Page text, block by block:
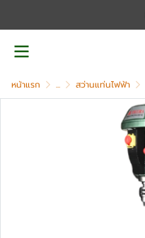
หน้าแรก ... สว่านแท่นไฟฟ้า